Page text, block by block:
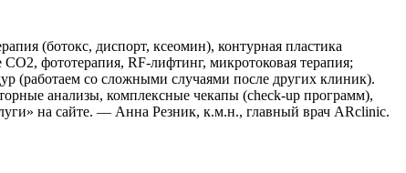
(ботокс, диспорт, ксеомин), контурная пластика
фототерапия, RF-лифтинг, микротоковая терапия;
(работаем со сложными случаями после других клиник).
анализы, комплексные чекапы (check-up программ),
на сайте. — Анна Резник, к.м.н., главный врач ARclinic.